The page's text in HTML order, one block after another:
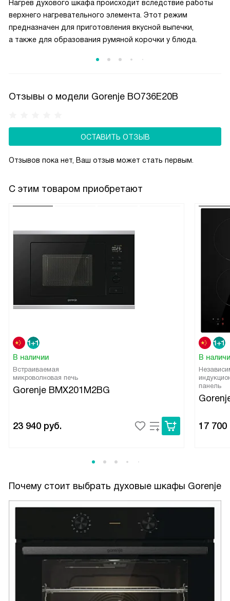
Нагрев духового шкафа происходит вследствие работы
верхнего нагревательного элемента. Этот режим
предназначен для приготовления вкусной выпечки,
а также для образования румяной корочки у блюда.
Отзывы о модели Gorenje BO736E20B
ОСТАВИТЬ ОТЗЫВ
Отзывов пока нет, Ваш отзыв может стать первым.
С этим товаром приобретают
В наличии
Встраиваемая
микроволновая печь
Gorenje BMX201M2BG
23 940 руб.
В
панель
17 700
Почему стоит выбрать духовые шкафы Gorenje